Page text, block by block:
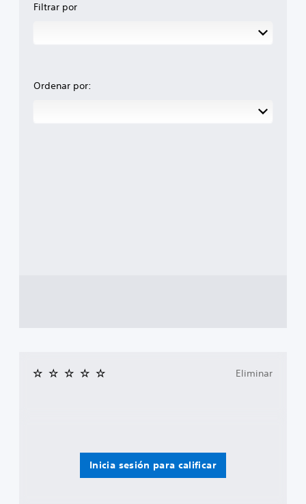
Filtrar por
Ordenar por:
Inicia sesión para calificar
Eliminar